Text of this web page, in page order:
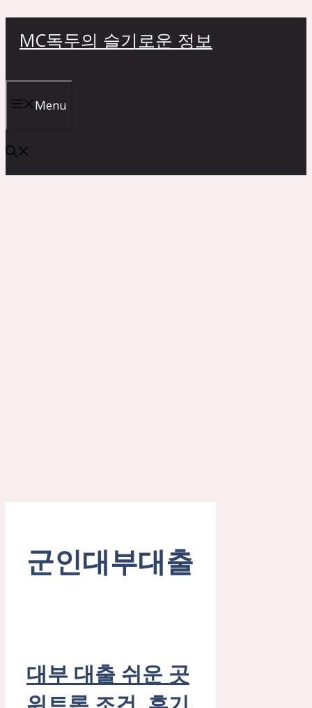
너
뛰
기
MC독두의 슬기로운 정보
Menu
군인대부대출
대부 대출 쉬운 곳